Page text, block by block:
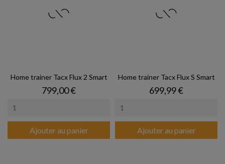
Home trainer Tacx Flux 2 Smart
Prix
799,00 €
Ajouter au panier
Home trainer Tacx Flux S Smart
Prix
699,99 €
Ajouter au panier